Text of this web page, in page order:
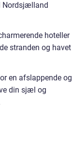
Nordsjælland
hoteller
stranden og havet
en afslappende og
din sjæl og